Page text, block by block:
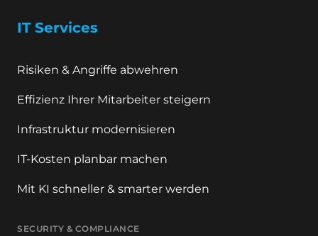
IT Services
Risiken & Angriffe abwehren
Effizienz Ihrer Mitarbeiter steigern
Infrastruktur modernisieren
IT-Kosten planbar machen
Mit KI schneller & smarter werden
SECURITY & COMPLIANCE